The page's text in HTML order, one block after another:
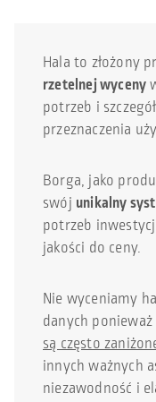
Hala to złożony
rzetelnej wyceny
potrzeb i
przeznaczenia
Borga, jako
swój unikalny
potrzeb
jakości do ceny.
Nie wyceniamy
danych ponieważ
są często
innych ważnych
niezawodność i